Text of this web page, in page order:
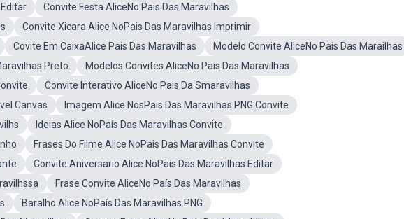
Convite Festa AliceNo Pais Das Maravilhas
Convite Xicara Alice NoPais Das Maravilhas Imprimir
Covite Em CaixaAlice Pais Das Maravilhas
Modelo Convite AliceNo Pais Das Marailhas
Preto
Modelos Convites AliceNo Pais Das Maravilhas
Convite Interativo AliceNo Pais Da Smaravilhas
Canvas
Imagem Alice NosPais Das Maravilhas PNG Convite
Ideias Alice NoPaís Das Maravilhas Convite
Frases Do Filme Alice NoPais Das Maravilhas Convite
Convite Aniversario Alice NoPais Das Maravilhas Editar
Frase Convite AliceNo País Das Maravilhas
Baralho Alice NoPaís Das Maravilhas PNG